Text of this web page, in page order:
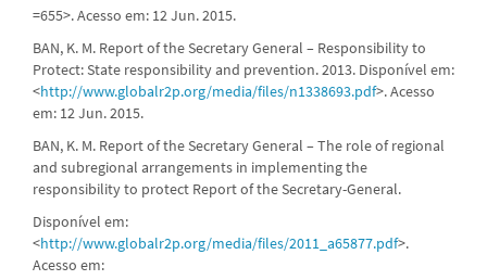
=655>. Acesso em: 12 Jun. 2015.
BAN, K. M. Report of the Secretary General – Responsibility to
Protect: State responsibility and prevention. 2013. Disponível em:
<http://www.globalr2p.org/media/files/n1338693.pdf>. Acesso
em: 12 Jun. 2015.
BAN, K. M. Report of the Secretary General – The role of regional
and subregional arrangements in implementing the
responsibility to protect Report of the Secretary-General.
Disponível em:
<http://www.globalr2p.org/media/files/2011_a65877.pdf>.
Acesso em: